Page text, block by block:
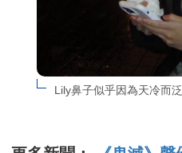
Lily鼻子似乎因為天冷而